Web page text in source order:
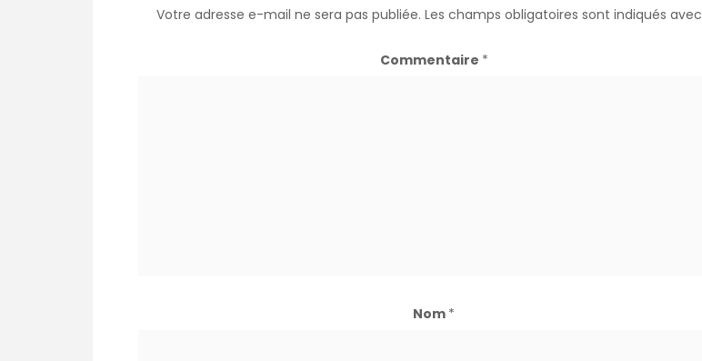
Votre adresse e-mail ne sera pas publiée. Les champs obligatoires sont indiqués avec
Commentaire *
Nom *